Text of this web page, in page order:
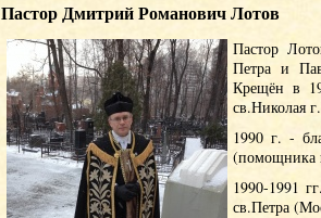
Пастор Дмитрий Романович Лотов
Пастор
Петра и
Крещён в
св.Николая
1990 г. -
(помощника
1990-1991
св.Петра